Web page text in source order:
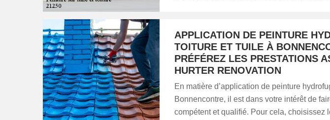
APPLICATION DE PEINTURE
TOITURE ET TUILE À
PRÉFÉREZ LES PRESTATIONS
HURTER RENOVATION
En matière d’application de peinture
Bonnencontre, il est dans votre intérêt de
compétent et qualifié. Pour cela, choisissez